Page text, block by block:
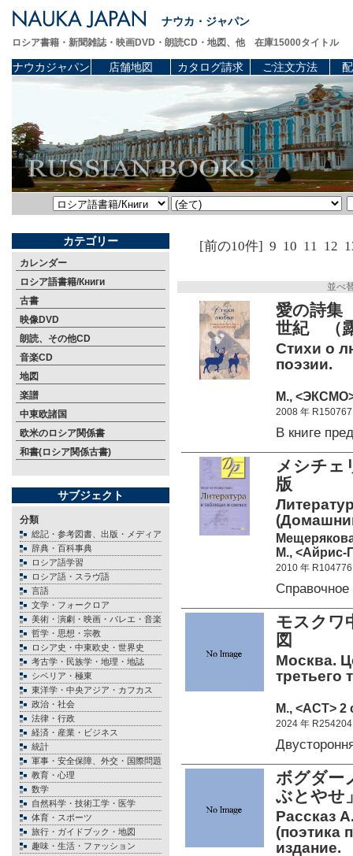
ナウカ・ジャパン
ロシア書籍・新聞雑誌・映画DVD・朗読CD・地図、他 在庫15000タイトル
ナウカジャパン 店舗地図 カタログ請求 ご注文方法
カテゴリー
カレンダー
ロシア語書籍/Книги
古書
映像DVD
朗読、その他CD
音楽CD
地図
楽譜
中東欧諸国
欧米のロシア関係書
和書(ロシア関係古書)
サブジェクト
分類
総記・参考図書、出版・メディア
辞典・百科事典
ロシア語学習
ロシア語・スラヴ語
言語
文学・フォークロア
美術・演劇・映画・バレエ・音楽
哲学・思想・宗教
ロシア史・中東欧史・世界史
考古学・民族学・地理・地誌
シベリア・極東
東洋学・中央アジア・カフカス
政治・社会
法律・行政
経済・産業・ビジネス
統計
軍事・安全保障、外交・国際問題
教育・心理
数学
自然科学・技術工学・医学
体育・スポーツ
旅行・ガイドブック・地図
趣味・生活・ファッション
[前の10件] 9 10 11 12
並べ
愛の詩集
世紀 （
Стихи о
поэзии.
М.,
2008 年 R150767
В книге
メシチ
版
М., <Айрис-
2010 年 R104776
モスクワ
図
Москва.
третьего
М., <АСТ> 2
2024 年 R254204
ボグダー
ぶとやせ
Рассказ
(поэтика
издание.